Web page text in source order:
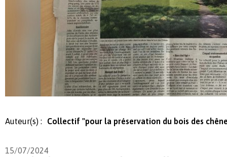
Auteur(s) : Collectif "pour la préservation du bois des
15/07/2024